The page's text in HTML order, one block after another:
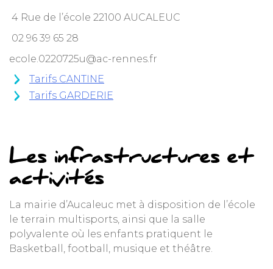
4 Rue de l’école 22100 AUCALEUC
02 96 39 65 28
ecole.0220725u@ac-rennes.fr
Tarifs CANTINE
Tarifs GARDERIE
Les infrastructures et
activités
La mairie d’Aucaleuc met à disposition de l’école
le terrain multisports, ainsi que la salle
polyvalente où les enfants pratiquent le
Basketball, football, musique et théâtre.